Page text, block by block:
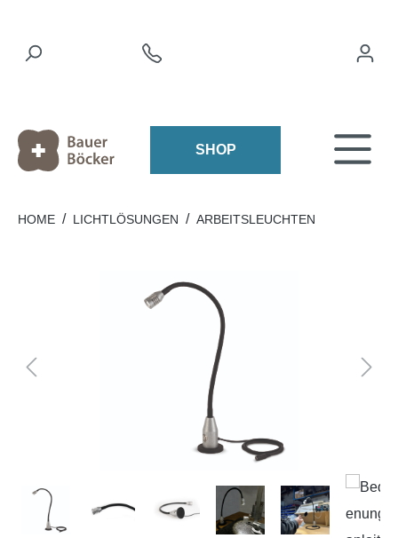
SHOP
HOME / LICHTLÖSUNGEN / ARBEITSLEUCHTEN